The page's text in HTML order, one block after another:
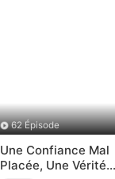
62 Épisode
Une Confiance Mal
Placée, Une Vérité